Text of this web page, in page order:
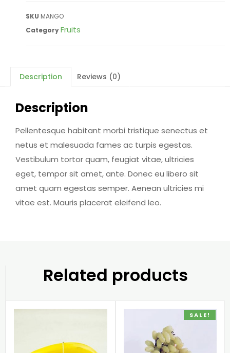
SKU MANGO
CategoryFruits
Description Reviews (0)
Description
Pellentesque habitant morbi tristique senectus et
netus et malesuada fames ac turpis egestas.
Vestibulum tortor quam, feugiat vitae, ultricies
eget, tempor sit amet, ante. Donec eu libero sit
amet quam egestas semper. Aenean ultricies mi
vitae est. Mauris placerat eleifend leo.
Related products
SALE!